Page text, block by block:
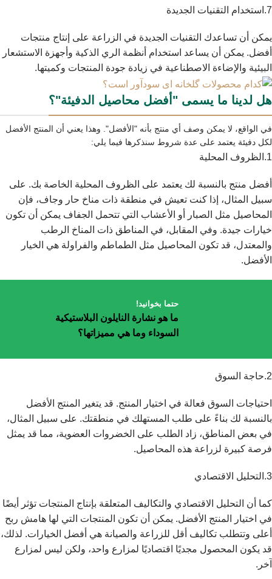
7.استخدام التقنيات الجديدة
يمكن أن تساعدك التقنيات الجديدة في الزراعة على إنتاج منتجات
أفضل. يمكن أن يساعد استخدام أنظمة الري الذكية وأجهزة الاستشعار
البيئية والإضاءة الاصطناعية في زيادة جودة المنتجات وكميتها.
هل لدينا ما يسمى "أفضل محاصيل الدفيئة"؟
في الواقع، لا يمكن وصف أي منتج بأنه "الأفضل". وهذا يعني أن المنتج الأفضل
لكل دفيئة يعتمد على عدة شروط سنذكرها فيما يلي:
1.الظروف المحلية
أفضل منتج بالنسبة لك يعتمد على الظروف المحلية الخاصة بك. على
سبيل المثال، إذا كنت تعيش في منطقة ذات مناخ حار وجاف، فإن
المحاصيل مثل الصبار أو الأعشاب التي تتحمل الجفاف يمكن أن تكون
خيارات جيدة. وفي المقابل، في المناطق ذات المناخ الرطب
والمعتدل، قد تكون المحاصيل مثل الطماطم والفراولة هي الخيار
الأفضل.
حتما بخوانید!
ما هو نشارة النايلون البلاستيكية
السوداء وما هي مميزاتها؟
2.حاجة السوق
احتياجات السوق فعالة في اختيار المنتج. قد يتغير المنتج الأفضل
بالنسبة لك بناءً على طلب المستهلك في منطقتك. على سبيل المثال،
في بعض المناطق، زاد الطلب على الخضروات العضوية، مما قد يمثل
فرصة كبيرة لزراعة هذه المحاصيل.
3.التحليل الاقتصادي
كما أن التحليل الاقتصادي والتكاليف المتعلقة بإنتاج المنتجات تؤثر أيضًا
في اختيار المنتج الأفضل. يمكن أن تكون المنتجات التي لها هامش ربح
أعلى وتتطلب تكاليف أقل للزراعة والصيانة هي أفضل الخيارات. لذلك،
قد يكون المحصول مجديًا اقتصاديًا لمزارع واحد، ولكن ليس لمزارع
آخر.